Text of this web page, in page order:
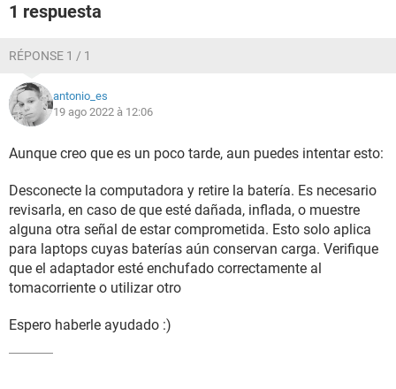
1 respuesta
RÉPONSE 1 / 1
antonio_es
19 ago 2022 à 12:06
Aunque creo que es un poco tarde, aun puedes intentar esto:
Desconecte la computadora y retire la batería. Es necesario
revisarla, en caso de que esté dañada, inflada, o muestre
alguna otra señal de estar comprometida. Esto solo aplica
para laptops cuyas baterías aún conservan carga. Verifique
que el adaptador esté enchufado correctamente al
tomacorriente o utilizar otro
Espero haberle ayudado :)